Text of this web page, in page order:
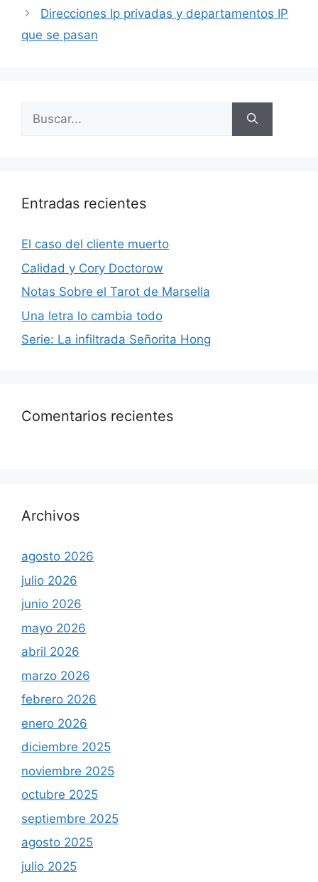
Direcciones Ip privadas y departamentos IP
que se pasan
Buscar:
Entradas recientes
El caso del cliente muerto
Calidad y Cory Doctorow
Notas Sobre el Tarot de Marsella
Una letra lo cambia todo
Serie: La infiltrada Señorita Hong
Comentarios recientes
Archivos
agosto 2026
julio 2026
junio 2026
mayo 2026
abril 2026
marzo 2026
febrero 2026
enero 2026
diciembre 2025
noviembre 2025
octubre 2025
septiembre 2025
agosto 2025
julio 2025